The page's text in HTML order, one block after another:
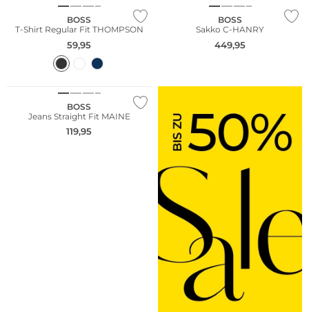
BOSS
T-Shirt Regular Fit THOMPSON
59,95
BOSS
Sakko C-HANRY
449,95
BOSS
Jeans Straight Fit MAINE
119,95